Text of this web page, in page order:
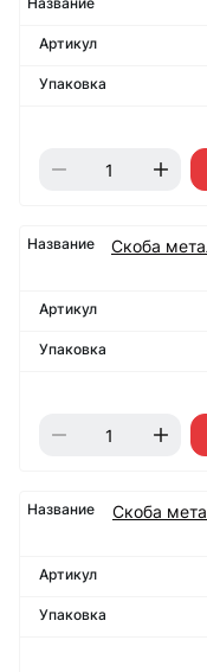
Скоба
Скоба